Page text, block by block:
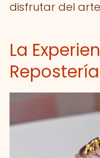
disfrutar del
La